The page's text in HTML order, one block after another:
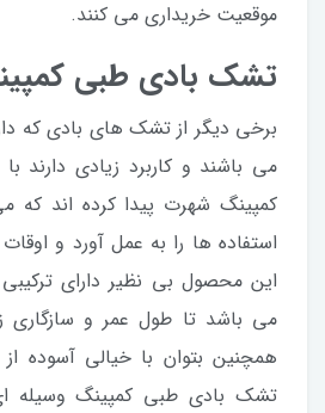
موقعیت خریداری می کنند.
تشک بادی طبی
برخی دیگر از تشک های بادی که
می باشند و کاربرد زیادی دارند
کمپینگ شهرت پیدا کرده اند که
استفاده ها را به عمل آورد و
این محصول بی نظیر دارای ترکیبی
می باشد تا طول عمر و سازگاری
همچنین بتوان با خیالی آسوده
تشک بادی طبی کمپینگ وسیله